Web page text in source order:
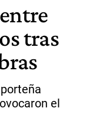
tras
el